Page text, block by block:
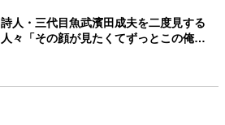
詩人・三代目魚武濱田成夫を二度見する
人々「その顔が見たくてずっとこの俺…